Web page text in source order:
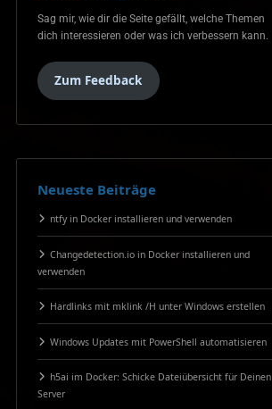
Sag mir, wie dir die Seite gefällt, welche Themen
dich interessieren oder was ich verbessern kann.
Zum Feedback
Neueste Beiträge
ntfy in Docker installieren und verwenden
Changedetection.io in Docker installieren und
verwenden
Hardlinks mit mklink /H unter Windows erstellen
Windows Updates mit PowerShell automatisieren
h5ai im Docker: Schicke Dateiübersicht für Deinen
Server